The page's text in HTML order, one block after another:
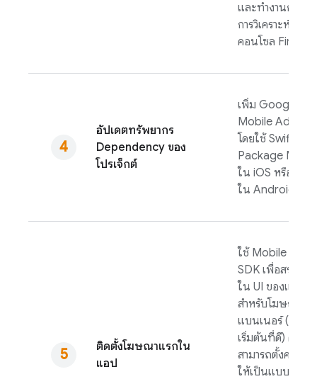
และทํางานกับข้อ
การวิเคราะห์ผ่าน
คอนโซล
อัปเดตทรัพยากร
Dependency ของ
โปรเจ็กต์
เพิ่ม Google
Mobile Ads
โดยใช้ Swift
Package
ใน iOS หรือ
ใน Android
ติดตั้งโฆษณาแรกใน
แอป
ใช้ Mobile Ads
SDK เพื่อสร้างพื้
ใน UI ของแอป
สำหรับโฆษณา
แบนเนอร์ (เป็นจุ
เริ่มต้นที่ดี) คุณ
สามารถตั้งค่าเลย์
ให้เป็นแบบที่คุณ